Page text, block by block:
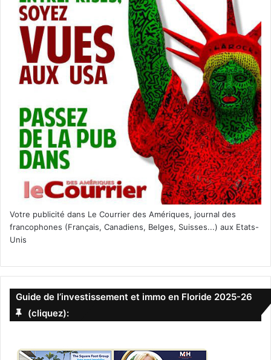
Votre publicité dans Le Courrier des Amériques, journal des
francophones (Français, Canadiens, Belges, Suisses...) aux Etats-
Unis
Guide de l’investissement et immo en Floride 2025-26
(cliquez):